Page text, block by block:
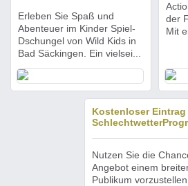
Erleben Sie Spaß und
Abenteuer im Kinder Spiel-
Dschungel von Wild Kids in
Bad Säckingen. Ein vielsei...
der
Mit
Kostenloser
Nutzen Sie die
Angebot einem
Publikum